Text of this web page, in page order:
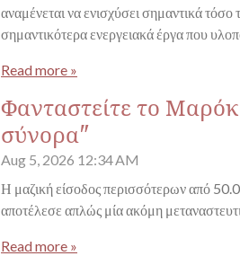
αναμένεται να ενισχύσει σημαντικά
σημαντικότερα ενεργειακά έργα που
Read more »
Φανταστείτε το
σύνορα"
Aug 5, 2026 12:34 AM
Η μαζική είσοδος περισσότερων από
αποτέλεσε απλώς μία ακόμη
Read more »